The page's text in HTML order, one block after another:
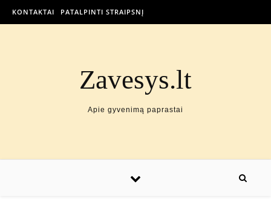
KONTAKTAI PATALPINTI STRAIPSNĮ
Zavesys.lt
Apie gyvenimą paprastai